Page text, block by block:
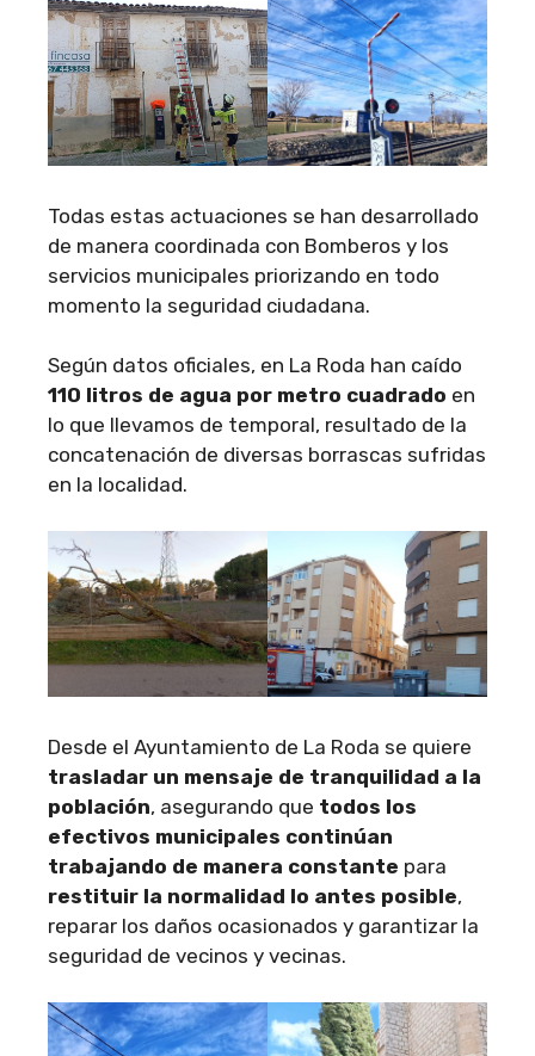
Todas estas actuaciones se han desarrollado
de manera coordinada con Bomberos y los
servicios municipales priorizando en todo
momento la seguridad ciudadana.
Según datos oficiales, en La Roda han caído
110 litros de agua por metro cuadrado en
lo que llevamos de temporal, resultado de la
concatenación de diversas borrascas sufridas
en la localidad.
Desde el Ayuntamiento de La Roda se quiere
trasladar un mensaje de tranquilidad a la
población, asegurando que todos los
efectivos municipales continúan
trabajando de manera constante para
restituir la normalidad lo antes posible,
reparar los daños ocasionados y garantizar la
seguridad de vecinos y vecinas.